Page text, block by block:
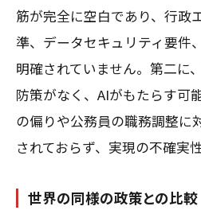
筋が完全に空白であり、行政
準、データセキュリティ要件
明確されていません。第二に
防策がなく、AIがもたらす可
の偏りや公務員の職務調整に
されておらず、実現の不確実
世界の同様の政策との比較